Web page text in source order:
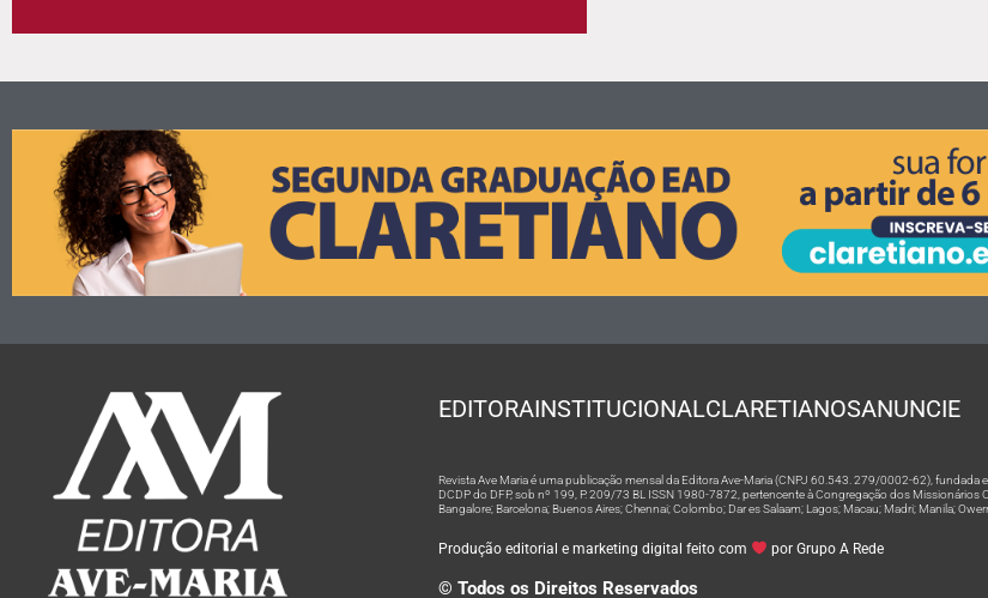
EDITORAINSTITUCIONALCLARETIANOSANUNCIE
Revista Ave Maria é uma publicação mensal da Editora Ave-Maria (CNPJ 60.543. 279/0002-62),
DCDP do DFP, sob nº 199, P. 209/73 BL ISSN 1980-7872, pertencente à Congregação dos
Bangalore; Barcelona; Buenos Aires; Chennai; Colombo; Dar es Salaam; Lagos; Macau; Madri; Manila;
Produção editorial e marketing digital feito com por Grupo A Rede
© Todos os Direitos Reservados